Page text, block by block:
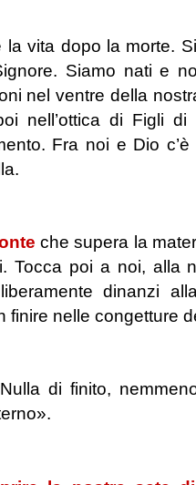
la vita dopo la morte.
Siamo nati e
nel ventre della
nell’ottica di Figli
Fra noi e Dio
che supera la
Tocca poi a noi, alla
dinanzi
finire nelle congetture
di finito,